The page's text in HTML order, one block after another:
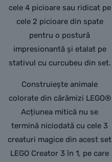
cele 4 picioare sau ridicat pe
cele 2 picioare din spate
pentru o postură
impresionantă și etalat pe
stativul cu curcubeu din set.
Construiește animale
colorate din cărămizi LEGO®
Acțiunea mitică nu se
termină niciodată cu cele 3
creaturi magice din acest set
LEGO Creator 3 în 1, pe care